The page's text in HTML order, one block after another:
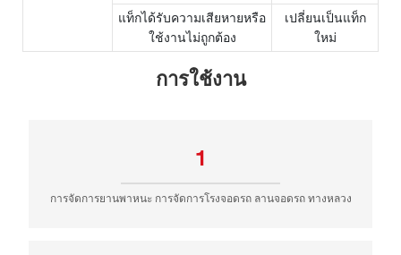
แท็กได้รับความเสียหายหรือ
ใช้งานไม่ถูกต้อง
เปลี่ยนเป็นแท็ก
ใหม่
การใช้งาน
1
การจัดการยานพาหนะ การจัดการโรงจอดรถ ลานจอดรถ ทางหลวง